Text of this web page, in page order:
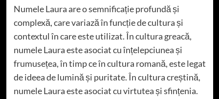
Numele Laura are o semnificație profundă și
complexă, care variază în funcție de cultura și
contextul în care este utilizat. În cultura greacă,
numele Laura este asociat cu înțelepciunea și
frumusețea, în timp ce în cultura romană, este legat
de ideea de lumină și puritate. În cultura creștină,
numele Laura este asociat cu virtutea și sfințenia.